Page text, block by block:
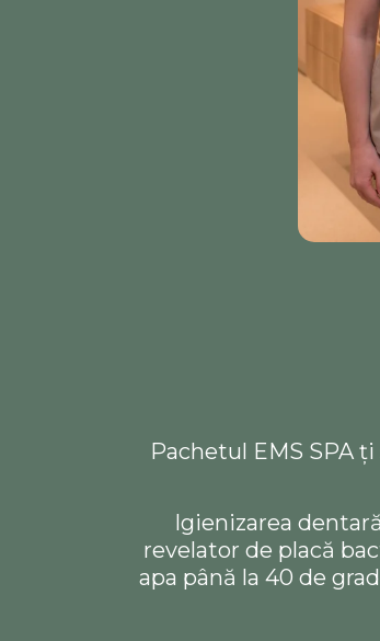
Pachetul EMS SPAți
Igienizarea
revelator de placă
apa până la 40 de